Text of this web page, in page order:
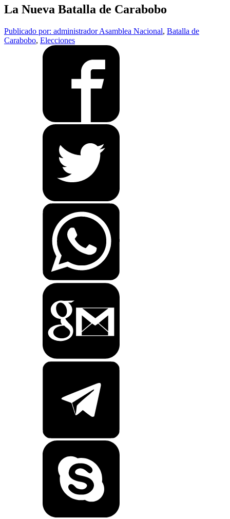
La Nueva Batalla de Carabobo
Publicado por: administradorAsamblea Nacional, Batalla de
Carabobo, Elecciones